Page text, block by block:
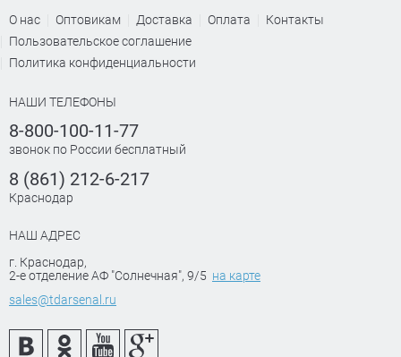
О нас Оптовикам Доставка Оплата
Контакты
Пользовательское соглашение
Политика конфиденциальности
НАШИ ТЕЛЕФОНЫ
8-800-100-11-77
звонок по России бесплатный
8 (861) 212-6-217
Краснодар
НАШ АДРЕС
г. Краснодар,
2-е отделение АФ "Солнечная", 9/5 на карте
sales@tdarsenal.ru